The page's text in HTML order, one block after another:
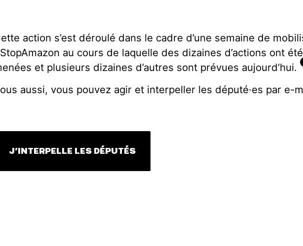
action s’est déroulé dans le cadre d’une semaine de
au cours de laquelle des dizaines d’actions ont été
et plusieurs dizaines d’autres sont prévues aujourd’hui.
aussi, vous pouvez agir et interpeller les député·es par e-
J’INTERPELLE LES DÉPUTÉS